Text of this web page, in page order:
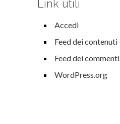
Link utili
Accedi
Feed dei contenuti
Feed dei commenti
WordPress.org